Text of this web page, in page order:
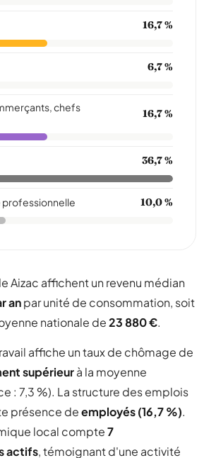
16,7 %
6,7 %
chefs
16,7 %
36,7 %
professionnelle 10,0 %
Aizac affichent un revenu médian
anpar unité de consommation, soit
nationale de23 880 €.
affiche un taux de chômage de
supérieurà la moyenne
: 7,3 %). La structure des emplois
présence deemployés (16,7 %).
local compte7
actifs, témoignant d'une activité